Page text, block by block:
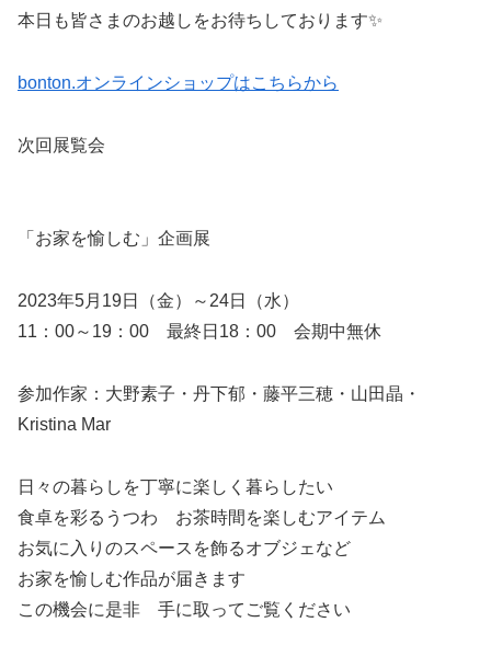
本日も皆さまのお越しをお待ちしております✨
bonton.オンラインショップはこちらから
次回展覧会
「お家を愉しむ」企画展
2023年5月19日（金）～24日（水）
11：00～19：00 最終日18：00 会期中無休
参加作家：大野素子・丹下郁・藤平三穂・山田晶・
Kristina Mar
日々の暮らしを丁寧に楽しく暮らしたい
食卓を彩るうつわ お茶時間を楽しむアイテム
お気に入りのスペースを飾るオブジェなど
お家を愉しむ作品が届きます
この機会に是非 手に取ってご覧ください